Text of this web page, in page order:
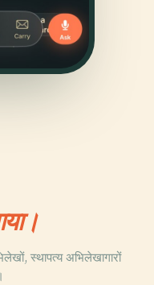
स्थापत्य अभिलेखागारों